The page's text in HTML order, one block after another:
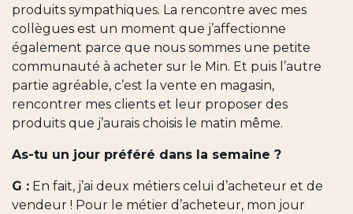
produits sympathiques. La rencontre avec mes
collègues est un moment que j’affectionne
également parce que nous sommes une petite
communauté à acheter sur le Min. Et puis l’autre
partie agréable, c’est la vente en magasin,
rencontrer mes clients et leur proposer des
produits que j’aurais choisis le matin même.
As-tu un jour préféré dans la semaine ?
G : En fait, j’ai deux métiers celui d’acheteur et de
vendeur ! Pour le métier d’acheteur, mon jour